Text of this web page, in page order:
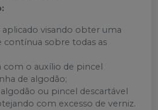
aplicado visando obter uma
contínua sobre todas as
com o auxílio de pincel
de algodão;
ou pincel descartável
com excesso de verniz.